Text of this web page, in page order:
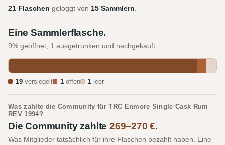
21 Flaschen geloggt von 15 Sammlern
Eine Sammlerflasche.
9% geöffnet, 1 ausgetrunken und nachgekauft.
19 versiegelt 1 offen 1 leer
Was zahlte die Community für TRC Enmore Single Cask Rum
REV 1994?
Die Community zahlte269–270 €.
Was Mitglieder tatsächlich für ihre Flaschen bezahlt haben. Eine